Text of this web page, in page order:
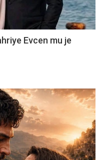
Evcen mu je